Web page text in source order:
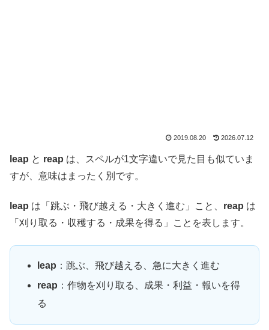
2019.08.20 2026.07.12
leap と reap は、スペルが1文字違いで見た目も似ていま
すが、意味はまったく別です。
leap は「跳ぶ・飛び越える・大きく進む」こと、 reap は
「刈り取る・収穫する・成果を得る」ことを表します。
leap ：跳ぶ、飛び越える、急に大きく進む
reap ：作物を刈り取る、成果・利益・報いを得
る